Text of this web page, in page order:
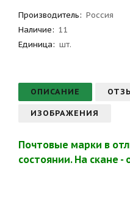
Производитель: Россия
Наличие: 11
Единица: шт.
ОПИСАНИЕ
ИЗОБРАЖЕНИЯ
Почтовые марки в
состоянии. На скане -